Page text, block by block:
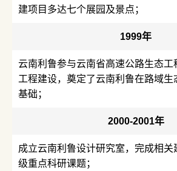
建项目多达七个展园及景点；
1999年
云南利鲁参与云南省高速公路生态工
工程建设，奠定了云南利鲁在路域生
基础；
2000-2001年
成立云南利鲁设计研究室，完成相关
级重点科研课题；